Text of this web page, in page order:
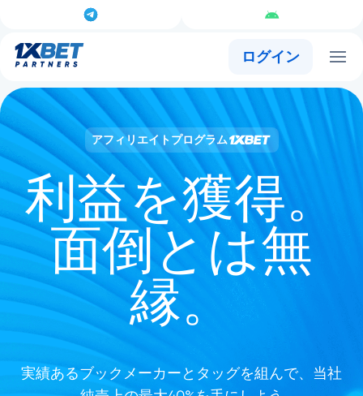
ログイン
アフィリエイトプログラム
利益を獲得。
面倒とは無
縁。
実績あるブックメーカーとタッグを組んで、当社